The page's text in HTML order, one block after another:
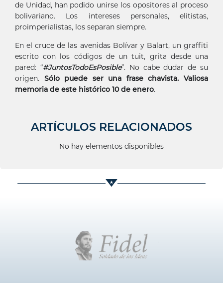
de Unidad, han podido unirse los opositores al proceso
bolivariano. Los intereses personales, elitistas,
proimperialistas, los separan siempre.
En el cruce de las avenidas Bolívar y Balart, un graffiti
escrito con los códigos de un tuit, grita desde una
pared: “#JuntosTodoEsPosible”. No cabe dudar de su
origen. Sólo puede ser una frase chavista. Valiosa
memoria de este histórico 10 de enero.
ARTÍCULOS RELACIONADOS
No hay elementos disponibles